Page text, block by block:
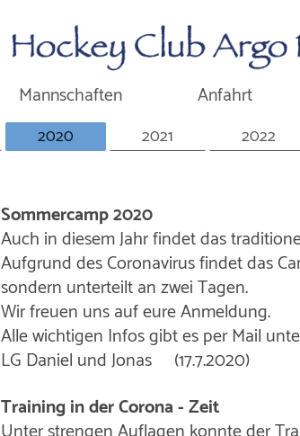
Mannschaften Anfahrt
2020 2021 2022
Sommercamp 2020
Auch in diesem Jahr findet das
Aufgrund des Coronavirus findet das
sondern unterteilt an zwei Tagen.
Wir freuen uns auf eure Anmeldung.
Alle wichtigen Infos gibt es per Mail
LG Daniel und Jonas
(17.7.2020)
Training in der Corona - Zeit